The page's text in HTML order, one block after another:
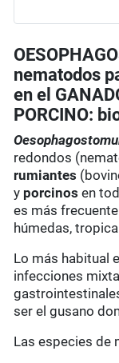
nematodos
en el
PORCINO:
redondos
rumiantes
y porcinos en
es más
húmedas,
Lo más habitual
infecciones
ser el gusano
Las especies de